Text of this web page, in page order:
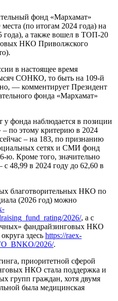
фонд «Мархамат»
(по итогам 2024 года) на
года), а также вошел в ТОП-20
НКО Приволжского
в настоящее время
СОНКО, то быть на 109-й
— комментирует Президент
фонда «Мархамат»
фонда наблюдается в позиции
– по этому критерию в 2024
– на 183, по признанию
сетях и СМИ фонд
ю. Кроме того, значительно
48,99 в 2024 году до 62,60 в
благотворительных НКО по
(2026 год) можно
2026/, а с
фандрайзинговых НКО
здесь https://raex-
2026/.
приоритетной сферой
НКО стала поддержка и
групп граждан, хотя двумя
была медицинская